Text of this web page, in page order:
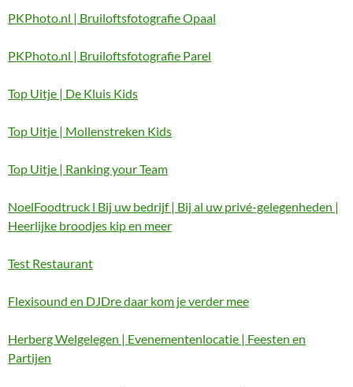
PKPhoto.nl | Bruiloftsfotografie Opaal
PKPhoto.nl | Bruiloftsfotografie Parel
Top Uitje | De Kluis Kids
Top Uitje | Mollenstreken Kids
Top Uitje | Ranking your Team
NoelFoodtruck l Bij uw bedrijf | Bij al uw privé-gelegenheden |
Heerlijke broodjes kip en meer
Test Restaurant
Flexisound en DJDre daar kom je verder mee
Herberg Welgelegen | Evenementenlocatie | Feesten en
Partijen